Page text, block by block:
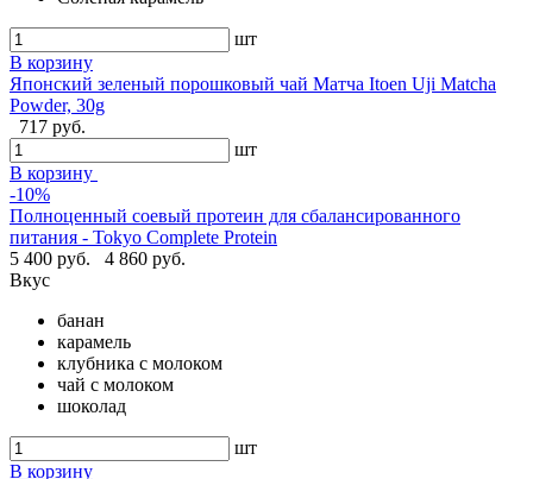
шт
В корзину
Японский зеленый порошковый чай Матча Itoen Uji Matcha
Powder, 30g
717 руб.
шт
В корзину
-10%
Полноценный соевый протеин для сбалансированного
питания - Tokyo Complete Protein
5 400 руб.
4 860 руб.
Вкус
банан
карамель
клубника с молоком
чай с молоком
шоколад
шт
В корзину